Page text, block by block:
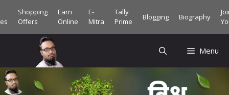
to
Shopping
Offers
Earn
Online
E-
Mitra
Tally
Prime
Blogging Biography
Menu